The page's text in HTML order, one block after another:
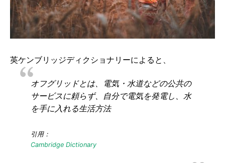
英ケンブリッジディクショナリーによると、
オフグリッドとは、電気・水道などの公共の
サービスに頼らず、自分で電気を発電し、水
を手に入れる生活方法
引用：
Cambridge Dictionary